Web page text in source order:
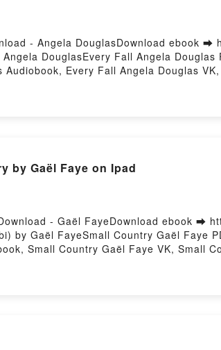
- Angela DouglasDownload ebook
DouglasEvery Fall Angela
Audiobook, Every Fall Angela Douglas
by Gaël Faye on Ipad
- Gaël FayeDownload ebook ➡
by Gaël FayeSmall Country Gaël Faye
Small Country Gaël Faye VK, Small